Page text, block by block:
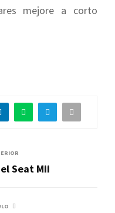
mejore a corto
Seat Mii